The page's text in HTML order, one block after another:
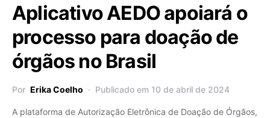
Aplicativo AEDO apoiará o
processo para doação de
órgãos no Brasil
Por Erika Coelho Publicado em 10 de abril de 2024
A plataforma de Autorização Eletrônica de Doação de Órgãos,